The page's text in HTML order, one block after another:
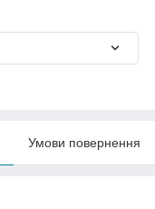
Умови повернення